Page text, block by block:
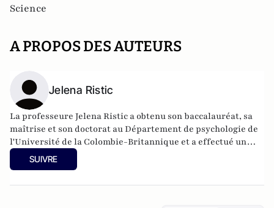
Science
A PROPOS DES AUTEURS
Jelena Ristic
La professeure Jelena Ristic a obtenu son baccalauréat, sa
maîtrise et son doctorat au Département de psychologie de
l'Université de la Colombie-Britannique et a effectué un
stage postdoctoral au Département de psychologie et des
sciences du cerveau de l'Université de Californie à Santa
SUIVRE